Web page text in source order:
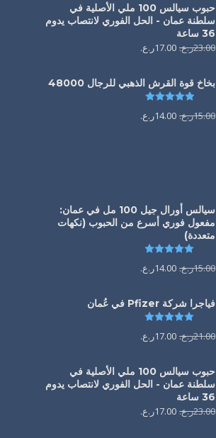
حبوب سيالس 100 ملي الأصلية في
سلطنة عمان - الحل الفوري لانتصاب يدوم
36 ساعة
23.00ر.ع. 17.00ر.ع.
بخاخ قوة القرش الذهبي للرجال 48000
تم التقييم
15.00ر.ع. 14.00ر.ع.
سيالس أورال جيل 100 مل في عمان:
مفعول فوري أسرع من الحبوب (نكهات
متعددة)
15.00ر.ع. 14.00ر.ع.
فياجرا شركة Pfizer في عُمان
21.00ر.ع. 17.00ر.ع.
حبوب سيالس 100 ملي الأصلية في
سلطنة عمان - الحل الفوري لانتصاب يدوم
36 ساعة
23.00ر.ع. 17.00ر.ع.